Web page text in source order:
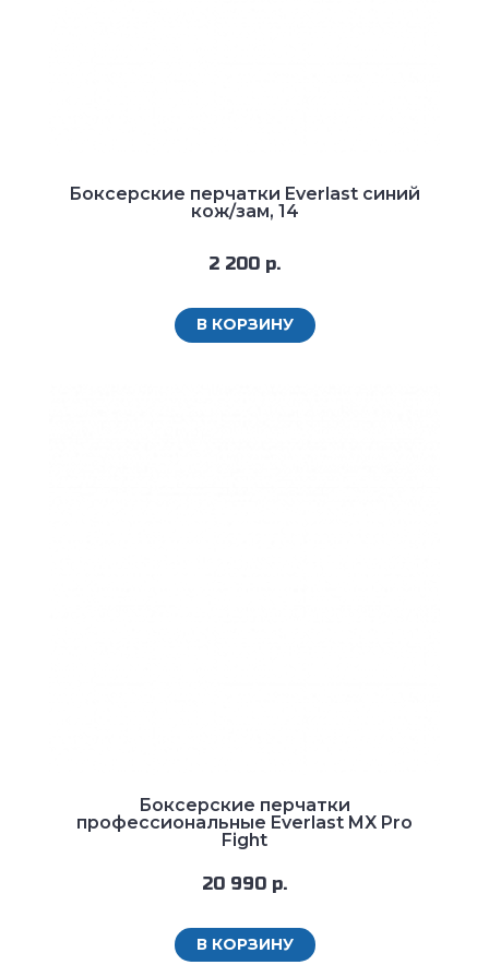
Боксерские перчатки Everlast синий
кож/зам, 14
2 200 р.
В КОРЗИНУ
Боксерские перчатки
профессиональные Everlast MX Pro
Fight
20 990 р.
В КОРЗИНУ